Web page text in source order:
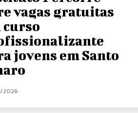
vagas gratuitas
curso
jovens em Santo